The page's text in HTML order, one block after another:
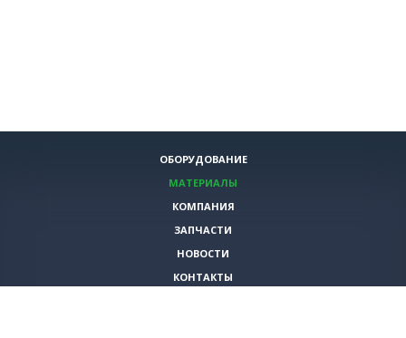
ОБОРУДОВАНИЕ
МАТЕРИАЛЫ
КОМПАНИЯ
ЗАПЧАСТИ
НОВОСТИ
КОНТАКТЫ